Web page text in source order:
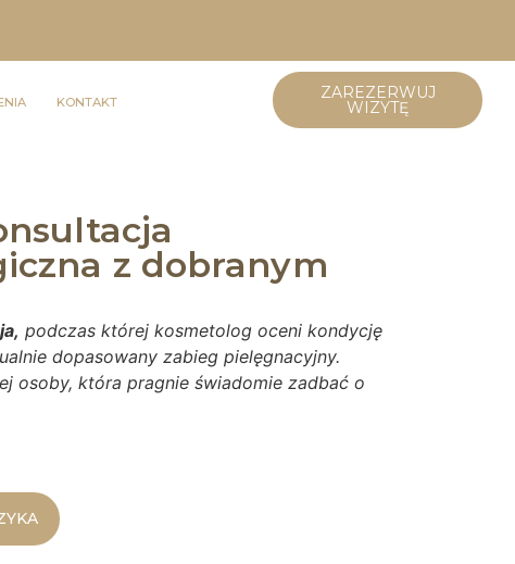
KONTAKT ZAREZERWUJ
WIZYTĘ
z dobranym
podczas której kosmetolog oceni kondycję
dopasowany zabieg pielęgnacyjny.
osoby, która pragnie świadomie zadbać o